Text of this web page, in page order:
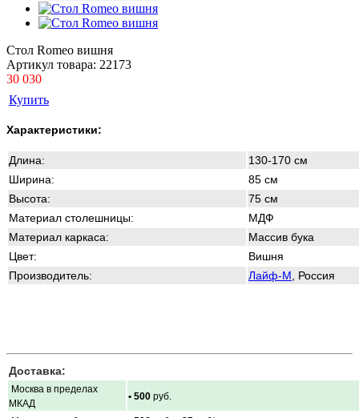
Стол Romeo вишня
Артикул товара: 22173
30 030
Купить
Характеристики:
Длина:
130-170 см
Ширина:
85 см
Высота:
75 см
Материал столешницы:
МДФ
Материал каркаса:
Массив бука
Цвет:
Вишня
Производитель:
Лайф-М , Россия
Доставка:
Москва в пределах
МКАД
• 500 руб.